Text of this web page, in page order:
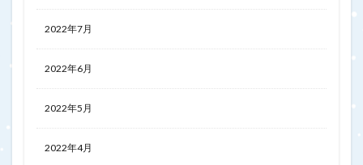
2022年7月
2022年6月
2022年5月
2022年4月